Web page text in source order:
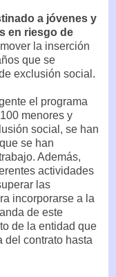
a jóvenes y
en riesgo de
la inserción
que se
exclusión social.
el programa
menores y
social, se han
se han
Además,
actividades
las
incorporarse a la
de este
de la entidad que
del contrato hasta